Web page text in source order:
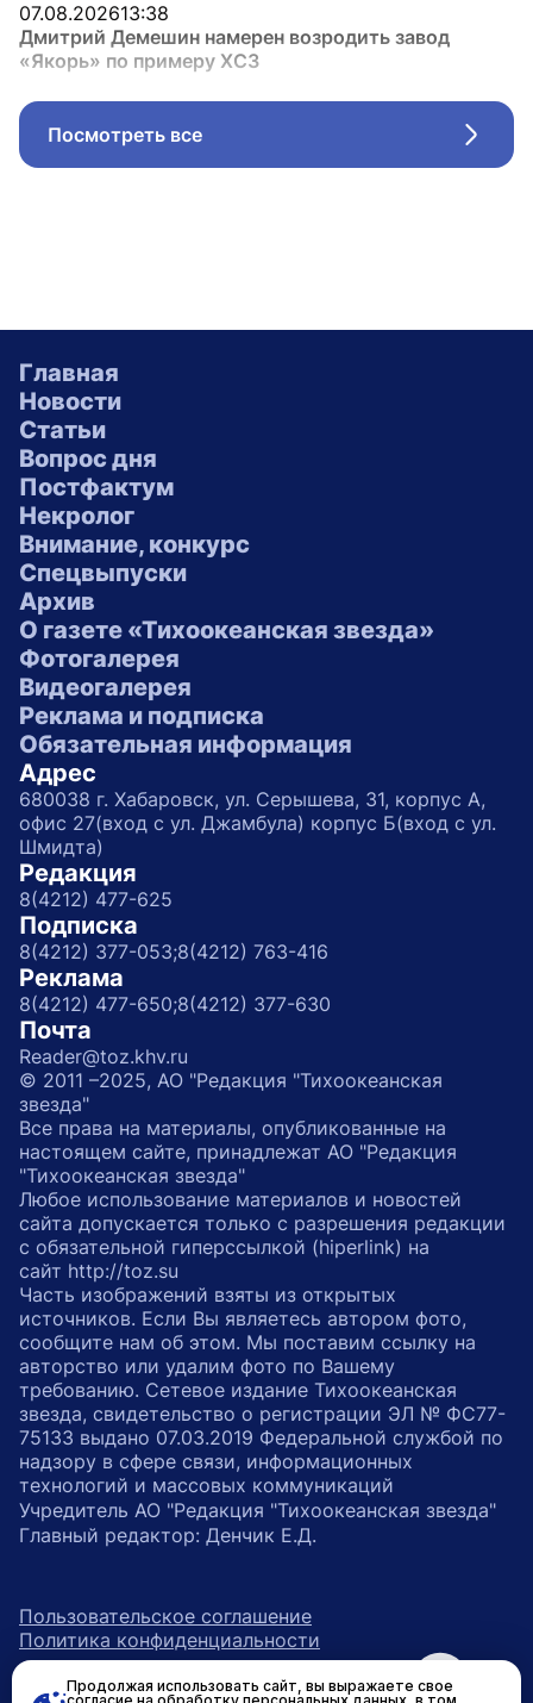
07.08.202613:38
Дмитрий Демешин намерен возродить завод
«Якорь» по примеру ХСЗ
Посмотреть все
Главная
Новости
Статьи
Вопрос дня
Постфактум
Некролог
Внимание, конкурс
Спецвыпуски
Архив
О газете «Тихоокеанская звезда»
Фотогалерея
Видеогалерея
Реклама и подписка
Обязательная информация
Адрес
680038 г. Хабаровск, ул. Серышева, 31, корпус А,
офис 27(вход с ул. Джамбула) корпус Б(вход с ул.
Шмидта)
Редакция
8(4212) 477-625
Подписка
8(4212) 377-053;8(4212) 763-416
Реклама
8(4212) 477-650;8(4212) 377-630
Почта
Reader@toz.khv.ru
© 2011 –2025, АО "Редакция "Тихоокеанская
звезда"
Все права на материалы, опубликованные на
настоящем сайте, принадлежат АО "Редакция
"Тихоокеанская звезда"
Любое использование материалов и новостей
сайта допускается только с разрешения редакции
с обязательной гиперссылкой (hiperlink) на
сайт http://toz.su
Часть изображений взяты из открытых
источников. Если Вы являетесь автором фото,
сообщите нам об этом. Мы поставим ссылку на
авторство или удалим фото по Вашему
требованию. Сетевое издание Тихоокеанская
звезда, свидетельство о регистрации ЭЛ № ФС77-
75133 выдано 07.03.2019 Федеральной службой по
надзору в сфере связи, информационных
технологий и массовых коммуникаций
Учредитель АО "Редакция "Тихоокеанская звезда"
Главный редактор: Денчик Е.Д.
Пользовательское соглашение
Политика конфиденциальности
ссылка на главную
возрастное ограничение 16+
Продолжая использовать сайт, вы выражаете свое